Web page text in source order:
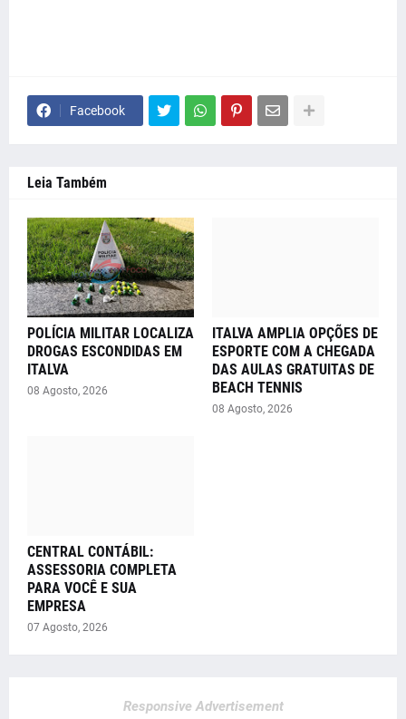
Facebook
Leia Também
POLÍCIA MILITAR LOCALIZA
DROGAS ESCONDIDAS EM
ITALVA
08 Agosto, 2026
ITALVA AMPLIA OPÇÕES DE
ESPORTE COM A CHEGADA
DAS AULAS GRATUITAS DE
BEACH TENNIS
08 Agosto, 2026
CENTRAL CONTÁBIL:
ASSESSORIA COMPLETA
PARA VOCÊ E SUA
EMPRESA
07 Agosto, 2026
Responsive Advertisement